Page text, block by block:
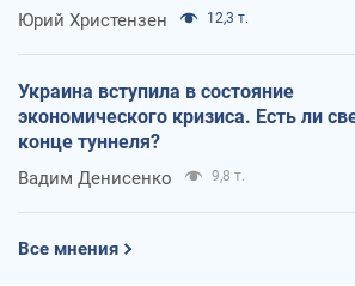
Юрий Христензен 12,3 т.
Украина вступила в состояние
экономического кризиса. Есть ли
конце туннеля?
Вадим Денисенко 9,8 т.
Все мнения